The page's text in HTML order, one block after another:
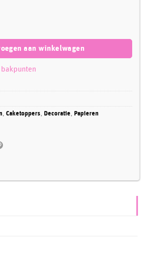
aan winkelwagen
,Caketoppers, Decoratie, Papieren